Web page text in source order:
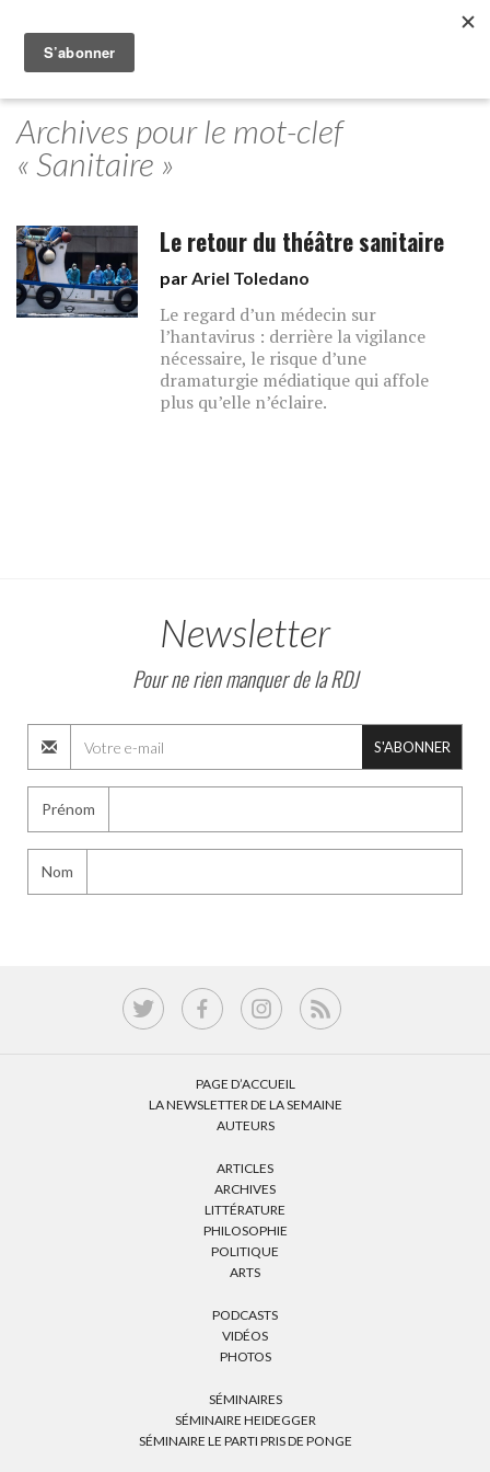
Archives pour le mot-clef
« Sanitaire »
Le retour du théâtre sanitaire
parAriel Toledano
Le regard d’un médecin sur
l’hantavirus : derrière la vigilance
nécessaire, le risque d’une
dramaturgie médiatique qui affole
plus qu’elle n’éclaire.
Newsletter
Pour ne rien manquer de la RDJ
S'ABONNER
Prénom
Nom
PAGE D’ACCUEIL
LA NEWSLETTER DE LA SEMAINE
AUTEURS
ARTICLES
ARCHIVES
LITTÉRATURE
PHILOSOPHIE
POLITIQUE
ARTS
PODCASTS
VIDÉOS
PHOTOS
SÉMINAIRES
SÉMINAIRE HEIDEGGER
SÉMINAIRE LE PARTI PRIS DE PONGE